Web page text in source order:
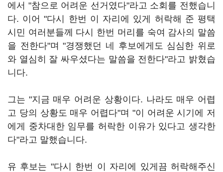
에서 "참으로 어려운 선거였다"라고 소회를 전했습니
다. 이어 "다시 한번 이 자리에 있게 허락해 준 평택
시민 여러분들께 다시 한번 머리를 숙여 감사의 말씀
을 전한다"며 "경쟁했던 네 후보에게도 심심한 위로
와 열심히 잘 싸우셨다는 말씀을 전한다"라고 밝혔습
니다.
그는 "지금 매우 어려운 상황이다. 나라도 매우 어렵
고 당의 상황도 매우 어렵다"며 "이 어려운 시기에 저
에게 중차대한 임무를 허락한 이유가 있다고 생각한
다"라고 말했습니다.
유 후보는 "다시 한번 이 자리에 있게끔 허락해주신